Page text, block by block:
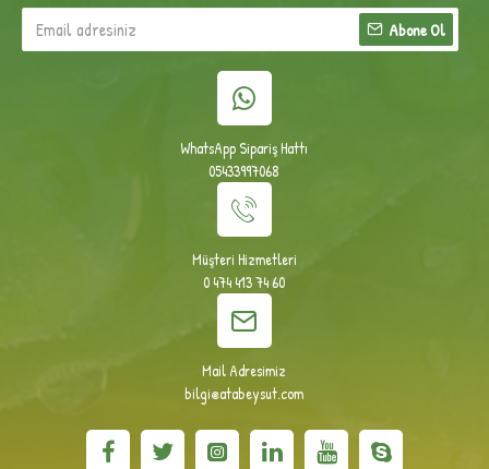
Abone Ol
WhatsApp Sipariş Hattı
05433997068
Müşteri Hizmetleri
0 474 413 74 60
Mail Adresimiz
bilgi@atabeysut.com